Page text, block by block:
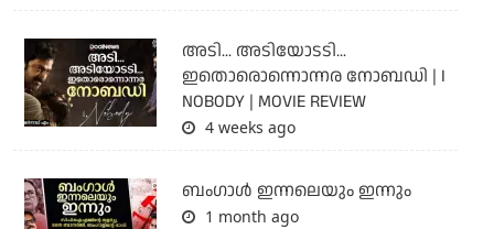
അടി... അടിയോടടി...
ഇതൊരൊന്നൊന്നര നോബഡി | I
NOBODY | MOVIE REVIEW
4 weeks ago
ബംഗാള്‍ ഇന്നലെയും ഇന്നും
1 month ago